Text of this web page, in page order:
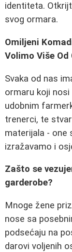
identiteta.
svog ormara.
Omiljeni
Volimo Više Od
Svaka od nas
ormaru koji nosi
udobnim
trenerci, te
materijala - one
izražavamo i
Zašto se
garderobe?
Mnoge žene
nose sa
podsećaju na
darovi voljenih